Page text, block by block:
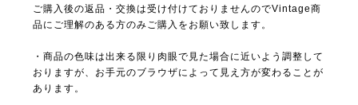
ご購入後の返品・交換は受け付けておりませんのでVintage商
品にご理解のある方のみご購入をお願い致します。
・商品の色味は出来る限り肉眼で見た場合に近いよう調整して
おりますが、お手元のブラウザによって見え方が変わることが
あります。